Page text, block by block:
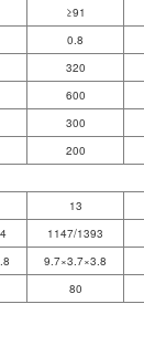
≥91
0.8
320
600
300
200
13
1147/1393
9.7×3.7×3.8
80